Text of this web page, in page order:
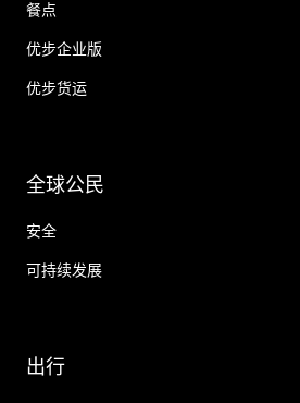
餐点
优步企业版
优步货运
全球公民
安全
可持续发展
出行